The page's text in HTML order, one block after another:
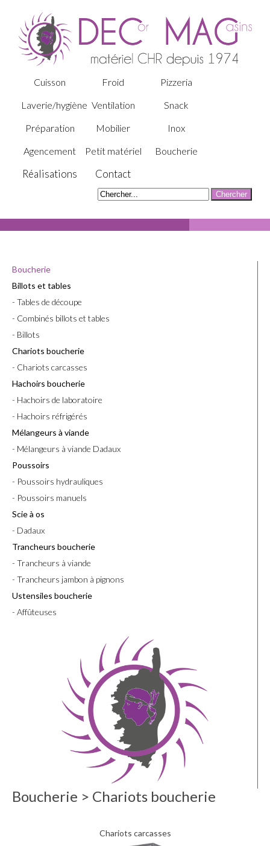
Cuisson Froid
Pizzeria
Laverie/hygiène Ventilation
Snack
Préparation
Mobilier
Inox
Agencement
Petit matériel Boucherie
Réalisations Contact
Boucherie
Billots et tables
- Tables de découpe
- Combinés billots et tables
- Billots
Chariots boucherie
- Chariots carcasses
Hachoirs boucherie
- Hachoirs de laboratoire
- Hachoirs réfrigérés
Mélangeurs à viande
- Mélangeurs à viande Dadaux
Poussoirs
- Poussoirs hydrauliques
- Poussoirs manuels
Scie à os
- Dadaux
Trancheurs boucherie
- Trancheurs à viande
- Trancheurs jambon à pignons
Ustensiles boucherie
- Affûteuses
Boucherie > Chariots boucherie
Chariots carcasses